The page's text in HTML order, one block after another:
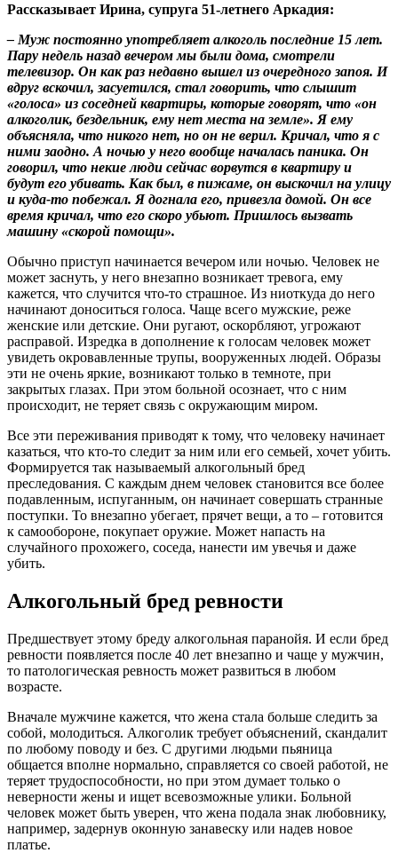
Рассказывает Ирина, супруга 51-летнего Аркадия:
– Муж постоянно употребляет алкоголь последние 15 лет.
Пару недель назад вечером мы были дома, смотрели
телевизор. Он как раз недавно вышел из очередного запоя. И
вдруг вскочил, засуетился, стал говорить, что слышит
«голоса» из соседней квартиры, которые говорят, что «он
алкоголик, бездельник, ему нет места на земле». Я ему
объясняла, что никого нет, но он не верил. Кричал, что я с
ними заодно. А ночью у него вообще началась паника. Он
говорил, что некие люди сейчас ворвутся в квартиру и
будут его убивать. Как был, в пижаме, он выскочил на улицу
и куда-то побежал. Я догнала его, привезла домой. Он все
время кричал, что его скоро убьют. Пришлось вызвать
машину «скорой помощи».
Обычно приступ начинается вечером или ночью. Человек не
может заснуть, у него внезапно возникает тревога, ему
кажется, что случится что-то страшное. Из ниоткуда до него
начинают доноситься голоса. Чаще всего мужские, реже
женские или детские. Они ругают, оскорбляют, угрожают
расправой. Изредка в дополнение к голосам человек может
увидеть окровавленные трупы, вооруженных людей. Образы
эти не очень яркие, возникают только в темноте, при
закрытых глазах. При этом больной осознает, что с ним
происходит, не теряет связь с окружающим миром.
Все эти переживания приводят к тому, что человеку начинает
казаться, что кто-то следит за ним или его семьей, хочет убить.
Формируется так называемый алкогольный бред
преследования. С каждым днем человек становится все более
подавленным, испуганным, он начинает совершать странные
поступки. То внезапно убегает, прячет вещи, а то – готовится
к самообороне, покупает оружие. Может напасть на
случайного прохожего, соседа, нанести им увечья и даже
убить.
Алкогольный бред ревности
Предшествует этому бреду алкогольная паранойя. И если бред
ревности появляется после 40 лет внезапно и чаще у мужчин,
то патологическая ревность может развиться в любом
возрасте.
Вначале мужчине кажется, что жена стала больше следить за
собой, молодиться. Алкоголик требует объяснений, скандалит
по любому поводу и без. С другими людьми пьяница
общается вполне нормально, справляется со своей работой, не
теряет трудоспособности, но при этом думает только о
неверности жены и ищет всевозможные улики. Больной
человек может быть уверен, что жена подала знак любовнику,
например, задернув оконную занавеску или надев новое
платье.